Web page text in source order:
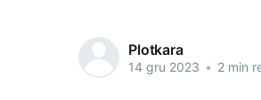
Plotkara
14 gru 2023 • 2 min